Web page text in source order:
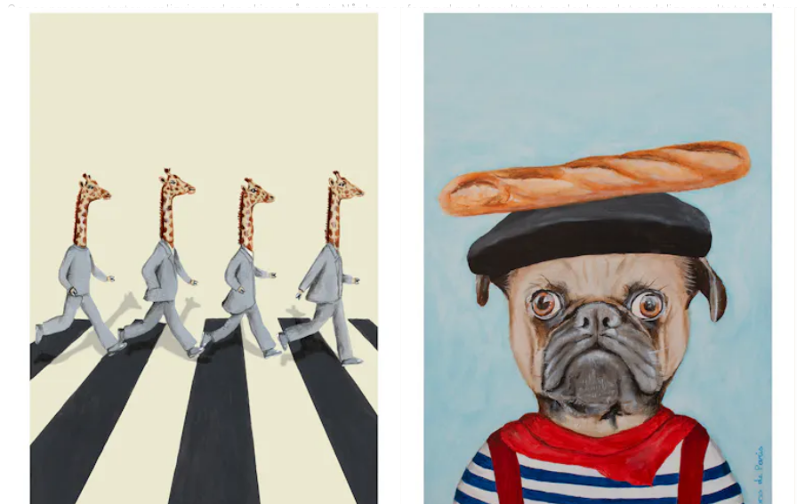
Cocos prosess starter vanligvis med en skisse på papir. Når han er fornøyd med resultatet, maler han det endelige resultatet på
Les mer